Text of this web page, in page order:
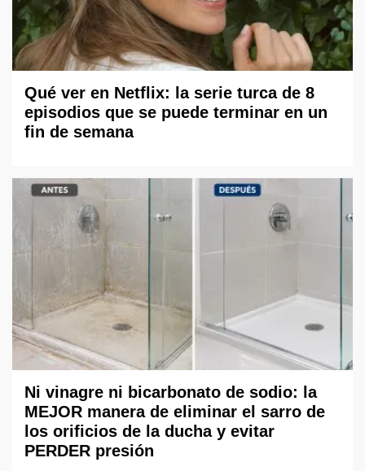
Qué ver en Netflix: la serie turca de 8
episodios que se puede terminar en un
fin de semana
Ni vinagre ni bicarbonato de sodio: la
MEJOR manera de eliminar el sarro de
los orificios de la ducha y evitar
PERDER presión